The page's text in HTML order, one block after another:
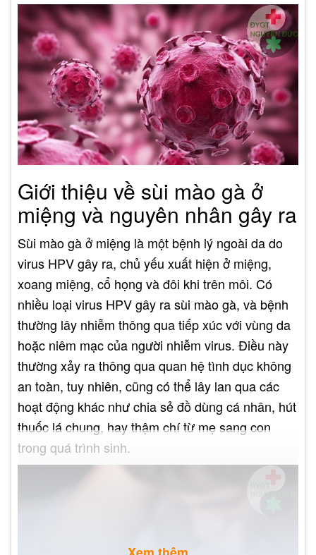
Giới thiệu về sùi mào gà ở
miệng và nguyên nhân gây ra
Sùi mào gà ở miệng là một bệnh lý ngoài da do
virus HPV gây ra, chủ yếu xuất hiện ở miệng,
xoang miệng, cổ họng và đôi khi trên môi. Có
nhiều loại virus HPV gây ra sùi mào gà, và bệnh
thường lây nhiễm thông qua tiếp xúc với vùng da
hoặc niêm mạc của người nhiễm virus. Điều này
thường xảy ra thông qua quan hệ tình dục không
an toàn, tuy nhiên, cũng có thể lây lan qua các
hoạt động khác như chia sẻ đồ dùng cá nhân, hút
thuốc lá chung, hay thậm chí từ mẹ sang con
trong quá trình sinh.